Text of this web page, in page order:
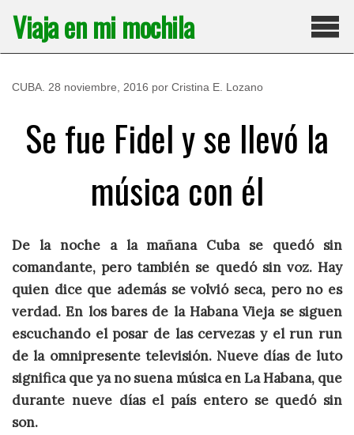
contenido
Viaja en mi mochila
CUBA 28 noviembre, 2016 por Cristina E. Lozano
Se fue Fidel y se llevó la
música con él
De la noche a la mañana Cuba se quedó sin
comandante, pero también se quedó sin voz. Hay
quien dice que además se volvió seca, pero no es
verdad. En los bares de la Habana Vieja se siguen
escuchando el posar de las cervezas y el run run
de la omnipresente televisión. Nueve días de luto
significa que ya no suena música en La Habana, que
durante nueve días el país entero se quedó sin
son.